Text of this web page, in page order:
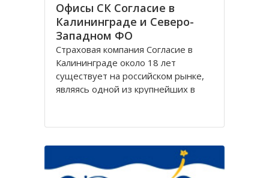
Офисы СК Согласие в
Калининграде и Северо-
Западном ФО
Страховая компания Согласие в
Калининграде около 18 лет
существует на российском рынке,
являясь одной из крупнейших в
только с лучшей стороны.
широко разветвлённую сеть
филиалов, которая охватывает